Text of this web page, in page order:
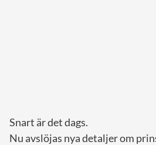
Snart är det dags.
Nu avslöjas nya detaljer om